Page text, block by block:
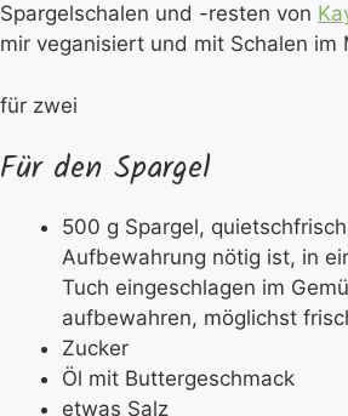
Spargelschalen und -resten von
mir veganisiert und mit Schalen im
für zwei
Für den Spargel
500 g Spargel,
Aufbewahrung nötig ist, in
Tuch eingeschlagen im
aufbewahren, möglichst
Zucker
Öl mit Buttergeschmack
etwas Salz